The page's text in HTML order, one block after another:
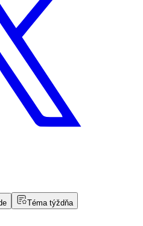
Téma týždňa